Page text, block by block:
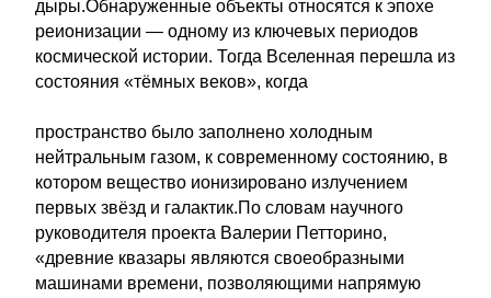
дыры.Обнаруженные объекты относятся к эпохе
реионизации — одному из ключевых периодов
космической истории. Тогда Вселенная перешла из
состояния «тёмных веков», когда
пространство было заполнено холодным
нейтральным газом, к современному состоянию, в
котором вещество ионизировано излучением
первых звёзд и галактик.По словам научного
руководителя проекта Валерии Петторино,
«древние квазары являются своеобразными
машинами времени, позволяющими напрямую